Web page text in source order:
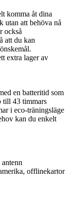
komma åt dina
utan att behöva nå
också
att du kan
extra lager av
en batteritid som
till 43 timmars
i eco-träningsläge
kan du enkelt
offlinekartor